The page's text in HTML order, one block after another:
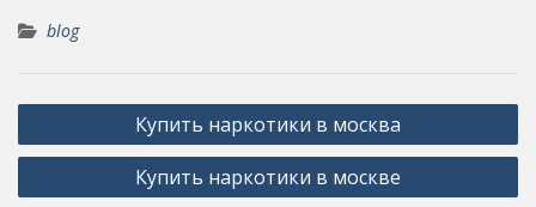
blog
Post
navigation
Купить наркотики в москва
Купить наркотики в москве